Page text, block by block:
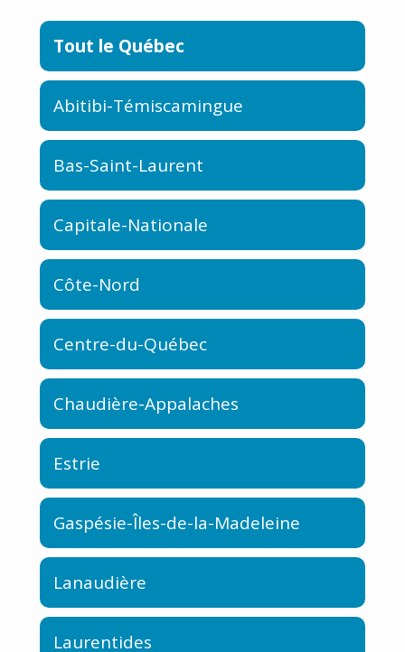
Tout le Québec
Abitibi-Témiscamingue
Bas-Saint-Laurent
Capitale-Nationale
Côte-Nord
Centre-du-Québec
Chaudière-Appalaches
Estrie
Gaspésie-Îles-de-la-Madeleine
Lanaudière
Laurentides